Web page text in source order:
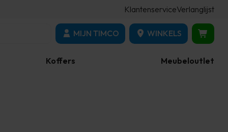
KlantenserviceVerlanglijst
MIJN TIMCO WINKELS
Koffers Meubeloutlet